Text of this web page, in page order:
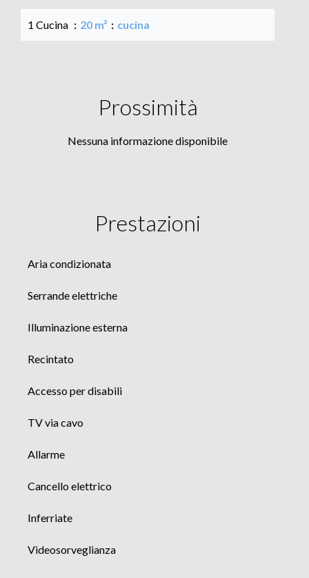
1 Cucina 20 m² cucina
Prossimità
Nessuna informazione disponibile
Prestazioni
Aria condizionata
Serrande elettriche
Illuminazione esterna
Recintato
Accesso per disabili
TV via cavo
Allarme
Cancello elettrico
Inferriate
Videosorveglianza